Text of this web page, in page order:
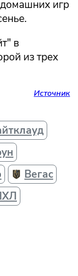
игр
в
из трех
Источник
Вегас